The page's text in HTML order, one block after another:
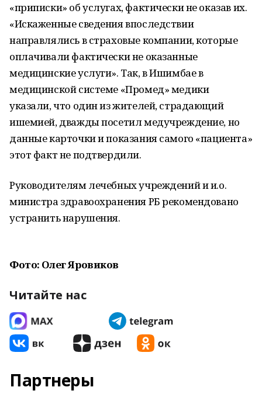
«приписки» об услугах, фактически не оказав их.
«Искаженные сведения впоследствии
направлялись в страховые компании, которые
оплачивали фактически не оказанные
медицинские услуги». Так, в Ишимбае в
медицинской системе «Промед» медики
указали, что один из жителей, страдающий
ишемией, дважды посетил медучреждение, но
данные карточки и показания самого «пациента»
этот факт не подтвердили.
Руководителям лечебных учреждений и и.о.
министра здравоохранения РБ рекомендовано
устранить нарушения.
Фото: Олег Яровиков
Читайте нас
Партнеры